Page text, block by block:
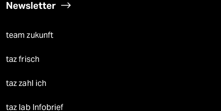
Newsletter
team zukunft
taz frisch
taz zahl ich
taz lab Infobrief